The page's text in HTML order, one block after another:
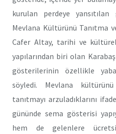
kurulan perdeye
Mevlana Kültürünü Tanıtma
Cafer Altay, tarihi ve
yapılarından biri olan
gösterilerinin özellikle
söyledi. Mevlana
tanıtmayı arzuladıklarını
gününde sema gösterisi
hem de gelenlere